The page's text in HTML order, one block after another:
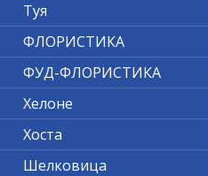
Туя
ФЛОРИСТИКА
ФУД-ФЛОРИСТИКА
Хелоне
Хоста
Шелковица